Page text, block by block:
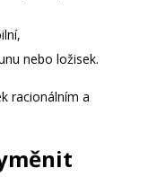
nebo ložisek.
racionálním a